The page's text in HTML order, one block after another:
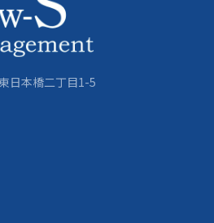
日本橋二丁目1-5